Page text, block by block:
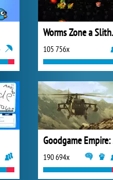
105 756x
190 694x